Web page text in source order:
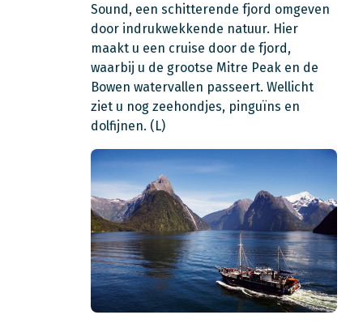
Sound, een schitterende fjord omgeven
door indrukwekkende natuur. Hier
maakt u een cruise door de fjord,
waarbij u de grootse Mitre Peak en de
Bowen watervallen passeert. Wellicht
ziet u nog zeehondjes, pinguïns en
dolfijnen. (L)